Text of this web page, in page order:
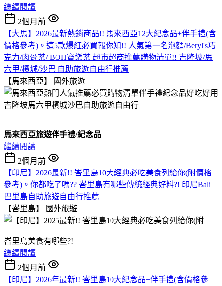
繼續閱讀
2個月前
【大馬】2026最新熱銷商品!! 馬來西亞12大紀念品+伴手禮(含
價格參考)。這5款爆紅必買報你知!! 人氣第一名泡麵/Beryl's巧
克力/肉骨茶/ BOH寶樂茶 超市超商推薦購物清單!! 吉隆坡/馬
六甲/檳城/沙巴 自助旅遊自由行推薦
【馬來西亞】
國外旅遊
馬來西亞旅遊伴手禮/紀念品
繼續閱讀
2個月前
【印尼】2026最新!! 峇里島10大經典必吃美食列給你(附價格
參考)。你都吃了嗎?? 峇里島有哪些傳統經典好料?! 印尼Bali
巴里島自助旅遊自由行推薦
【峇里島】
國外旅遊
峇里島美食有哪些?!
繼續閱讀
2個月前
【印尼】2026年最新!! 峇里島10大紀念品+伴手禮(含價格參